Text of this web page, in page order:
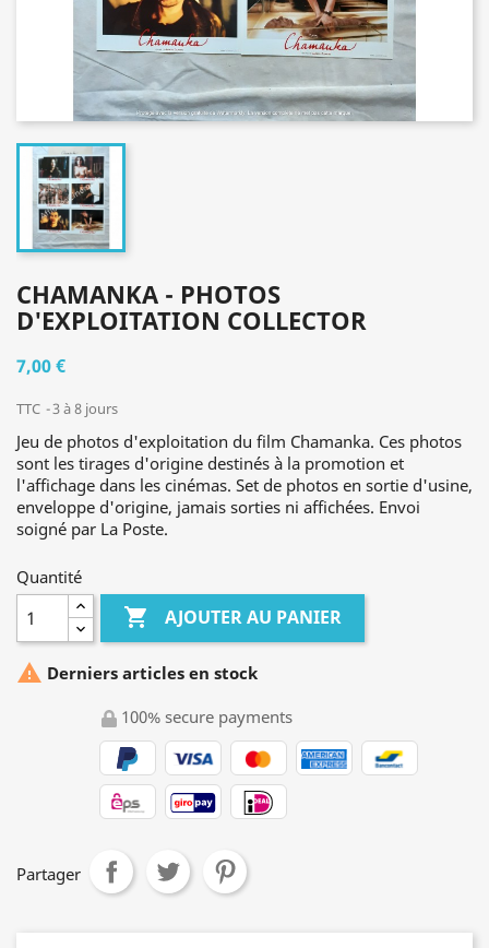
CHAMANKA - PHOTOS
D'EXPLOITATION COLLECTOR
7,00 €
TTC 3 à 8 jours
Jeu de photos d'exploitation du film Chamanka. Ces photos
sont les tirages d'origine destinés à la promotion et
l'affichage dans les cinémas. Set de photos en sortie d'usine,
enveloppe d'origine, jamais sorties ni affichées. Envoi
soigné par La Poste.
Quantité
 AJOUTER AU PANIER
 Derniers articles en stock
100% secure payments
Partager